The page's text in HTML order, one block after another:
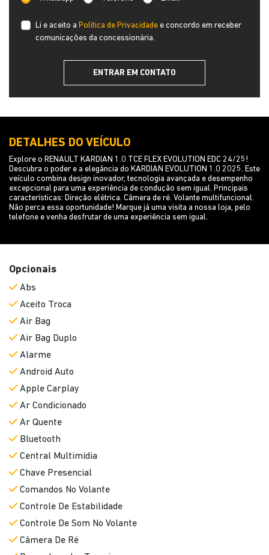
Li e aceito a Política de Privacidade e concordo em receber
comunicações da concessionária.
ENTRAR EM CONTATO
DETALHES DO VEÍCULO
Explore o RENAULT KARDIAN 1.0 TCE FLEX EVOLUTION EDC 24/25!
Descubra o poder e a elegância do KARDIAN EVOLUTION 1.0 2025. Este
veículo combina design inovador, tecnologia avançada e desempenho
excepcional para uma experiência de condução sem igual. Principais
características: Direção elétrica. Câmera de ré. Volante multifuncional.
Não perca essa oportunidade! Marque já uma visita a nossa loja, pelo
telefone e venha desfrutar de uma experiência sem igual.
Opcionais
Abs
Aceito Troca
Air Bag
Air Bag Duplo
Alarme
Android Auto
Apple Carplay
Ar Condicionado
Ar Quente
Bluetooth
Central Multimídia
Chave Presencial
Comandos No Volante
Controle De Estabilidade
Controle De Som No Volante
Câmera De Ré